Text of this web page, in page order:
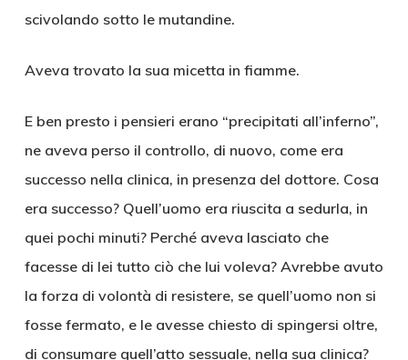
scivolando sotto le mutandine.
Aveva trovato la sua micetta in fiamme.
E ben presto i pensieri erano “precipitati all’inferno”,
ne aveva perso il controllo, di nuovo, come era
successo nella clinica, in presenza del dottore. Cosa
era successo? Quell’uomo era riuscita a sedurla, in
quei pochi minuti? Perché aveva lasciato che
facesse di lei tutto ciò che lui voleva? Avrebbe avuto
la forza di volontà di resistere, se quell’uomo non si
fosse fermato, e le avesse chiesto di spingersi oltre,
di consumare quell’atto sessuale, nella sua clinica?